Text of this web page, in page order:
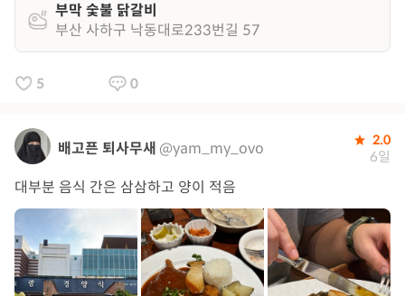
부막 숯불 닭갈비
부산 사하구 낙동대로233번길 57
5 0
배고픈 퇴사무새 @yam_my_ovo 2.0
6일
대부분 음식 간은 삼삼하고 양이 적음